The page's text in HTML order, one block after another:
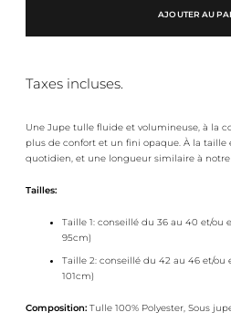
AJOUTER AU
Taxes incluses.
Une Jupe tulle fluide et volumineuse, à la
plus de confort et un fini opaque. À la
quotidien, et une longueur similaire à notre
Tailles:
Taille 1: conseillé du 36 au 40 et/ou
95cm)
Taille 2: conseillé du 42 au 46 et/ou
101cm)
Composition: Tulle 100% Polyester, Sous